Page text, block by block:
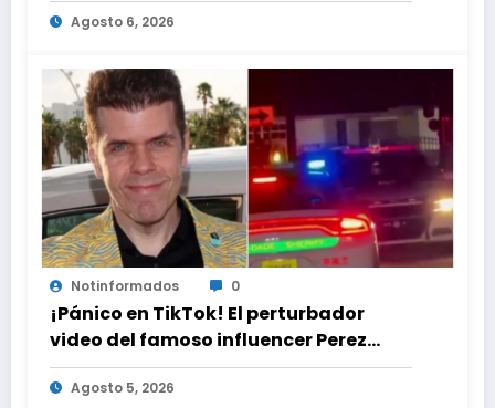
Agosto 6, 2026
Notinformados 0
¡Pánico en TikTok! El perturbador
video del famoso influencer Perez
Hilton que obligó a sus fans a pedir
ayuda médica
Agosto 5, 2026